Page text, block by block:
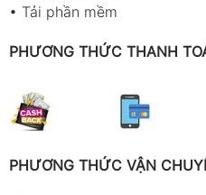
• Tải phần mềm
PHƯƠNG THỨC THANH
PHƯƠNG THỨC VẬN